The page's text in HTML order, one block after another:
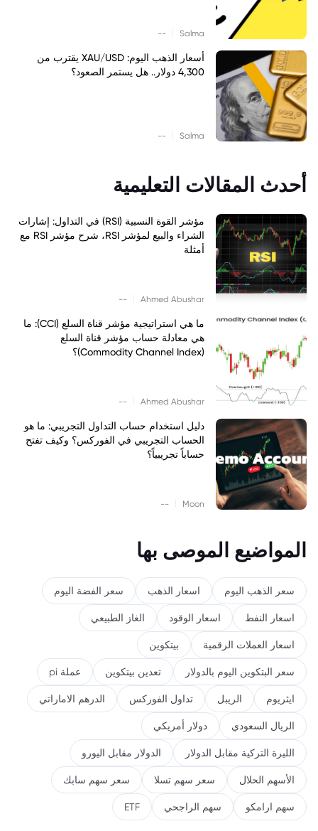
Salma
--
أسعار الذهب اليوم: XAU/USD يقترب من
4,300 دولار.. هل يستمر الصعود؟
Salma
--
أحدث المقالات التعليمية
مؤشر القوة النسبية (RSI) في التداول: إشارات
الشراء والبيع لمؤشر RSI، شرح مؤشر RSI مع
أمثلة
Ahmed Abushar
--
ما هي استراتيجية مؤشر قناة السلع (CCI): ما
هي معادلة حساب مؤشر قناة السلع
(Commodity Channel Index)؟
Ahmed Abushar
--
دليل استخدام حساب التداول التجريبي: ما هو
الحساب التجريبي في الفوركس؟ وكيف تفتح
حساباً تجريبياً؟
Moon
--
المواضيع الموصى بها
سعر الذهب اليوم اسعار الذهب سعر الفضة اليوم
اسعار النفط اسعار الوقود الغاز الطبيعي
اسعار العملات الرقمية بيتكوين
سعر البتكوين اليوم بالدولار تعدين بيتكوين عملة pi
ايثريوم الريبل تداول الفوركس الدرهم الاماراتي
الريال السعودي دولار أمريكي
الليرة التركية مقابل الدولار الدولار مقابل اليورو
الأسهم الحلال سعر سهم تسلا سعر سهم سابك
سهم ارامكو سهم الراجحي ETF